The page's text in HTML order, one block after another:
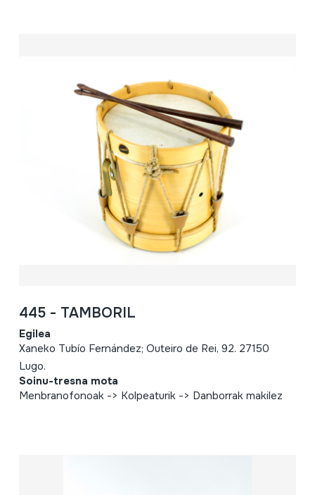
445 - TAMBORIL
Egilea
Xaneko Tubío Fernández; Outeiro de Rei, 92. 27150
Lugo.
Soinu-tresna mota
Menbranofonoak -> Kolpeaturik -> Danborrak makilez